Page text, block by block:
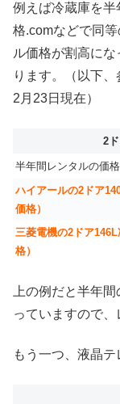
例えば冷蔵庫を
格.comなどで同
ル価格が割高に
ります。（以下
2月23日現在）
2
半年間レンタルの価格
ハイアールの2ドア
価格）
三菱電機の2ドア
格）
上の例だと半年
っていますので、
もう一つ、液晶テ